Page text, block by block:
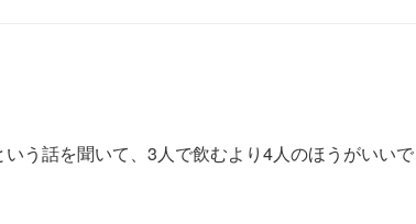
う話を聞いて、3人で飲むより4人のほうがいい